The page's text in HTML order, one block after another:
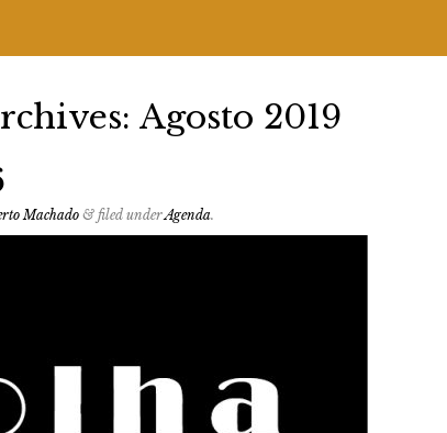
Agosto 2019
Machado & filed underAgenda.